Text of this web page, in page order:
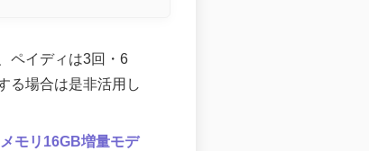
ペイディは3回・6
る場合は是非活用し
メモリ16GB増量モデ